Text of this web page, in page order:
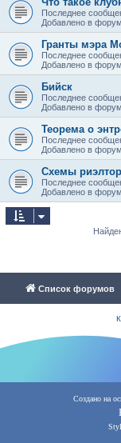
Последнее
Добавлено в
Гранты мэра
Последнее
Добавлено в
Бийск
Последнее
Добавлено в
Теорема о
Последнее
Добавлено в
Схемы
Последнее
Добавлено в
Список форумов
Создано на